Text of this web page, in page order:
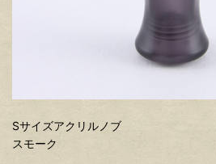
Sサイズアクリルノブ
スモーク